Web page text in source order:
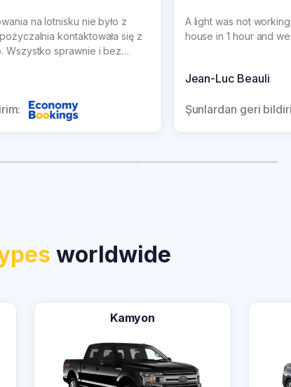
na lotnisku nie było z
kontaktowała się z
Wszystko sprawnie i bez
ponownie gdyby była
A light was not
house in 1 hour and
Jean-Luc Beauli
Şunlardan geri
worldwide
Kamyon